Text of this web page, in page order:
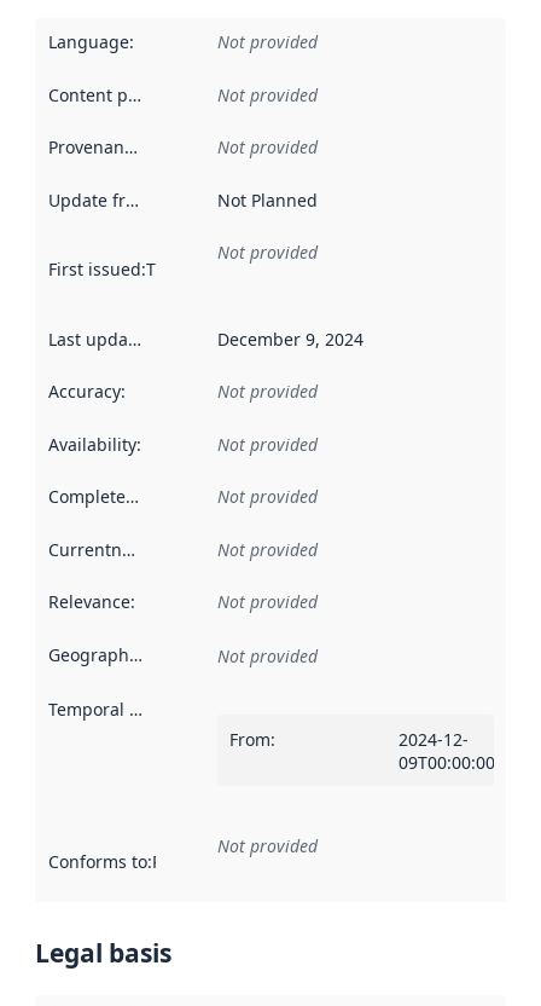
Language: Not provided
Content providers Not provided
Provenance Not provided
Update frequency Not Planned
First issued:This date indicates when the data in this
Not provided
Last updated December 9, 2024
Accuracy: Not provided
Availability: Not provided
Completeness Not provided
Currentness Not provided
Relevance: Not provided
Geographical scope Not provided
Temporal scope
From:
2024-12-
09T00:00:00Z
Conforms to:Reference to an implementation rule or other
Not provided
Legal basis